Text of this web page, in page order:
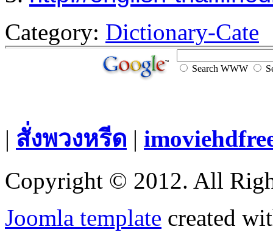
Category: Dictionary-Cate
Search WWW
| สั่งพวงหรีด |
Copyright © 2012. All
Joomla template created